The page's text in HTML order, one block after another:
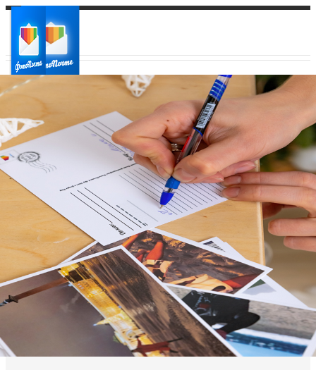
Ваш город:
Ваш регион доставки
Выберите из списка: